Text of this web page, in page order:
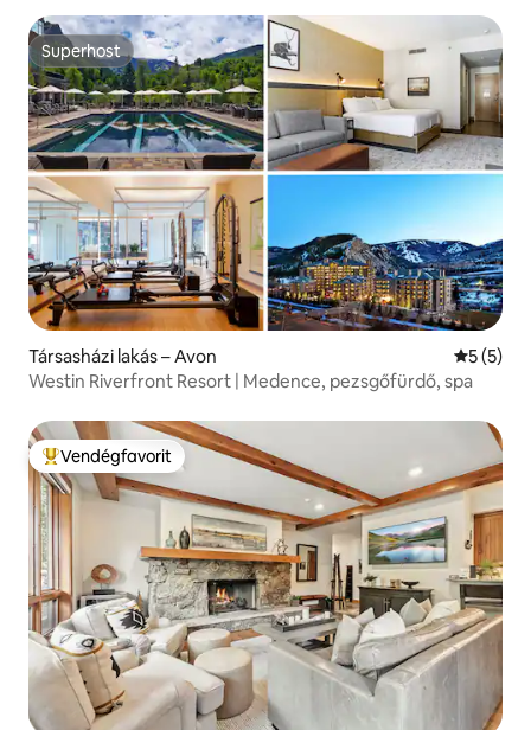
Superhost
Superhost
Társasházi lakás – Avon Átlagos
5 (5)
Westin Riverfront Resort | Medence, pezsgőfürdő, spa
Kiemelt vendégfavorit
Vendégfavorit